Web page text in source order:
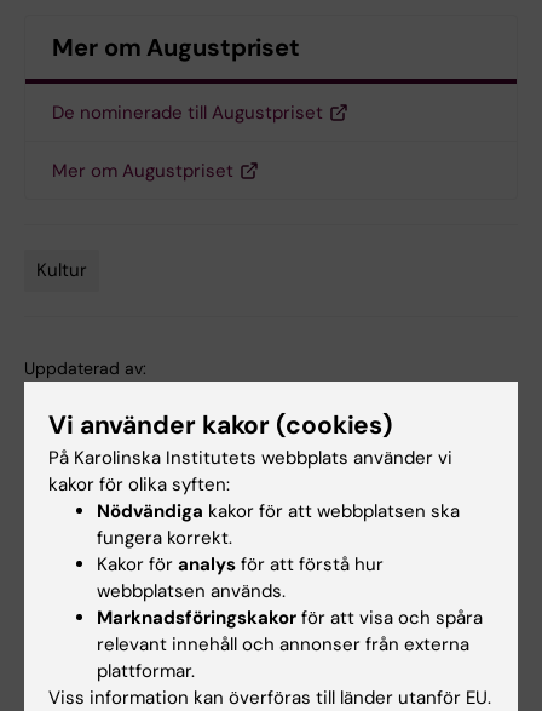
Mer om Augustpriset
De nominerade till Augustpriset
Mer om Augustpriset
Kultur
Uppdaterad av:
Innehållsgranskare:
Katarina Amcoff
Relaterade artiklar
Vi använder kakor (cookies)
På Karolinska Institutets webbplats använder vi
kakor för olika syften:
Nödvändiga kakor för att webbplatsen ska
fungera korrekt.
Kakor för analys för att förstå hur
webbplatsen används.
Marknadsföringskakor för att visa och spåra
relevant innehåll och annonser från externa
plattformar.
Viss information kan överföras till länder utanför EU.